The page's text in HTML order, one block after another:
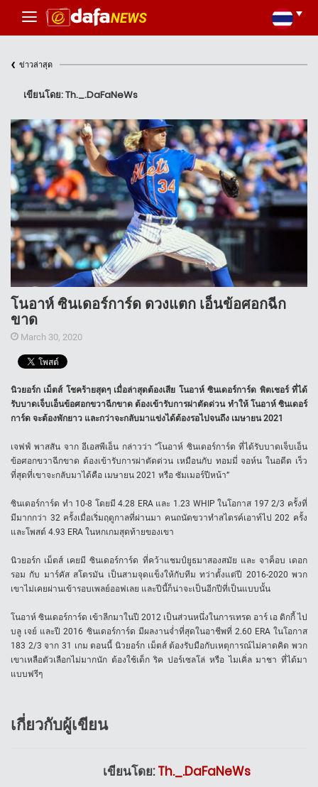
‹ ข่าวล่าสุด
เขียนโดย: Th._.DaFaNeWs
โนอาห์ ซินเดอร์การ์ด ดวงแตก เอ็นข้อศอกฉีก
ขาด
March 30, 2020
นิวยอร์ก เม็ตส์ โชคร้ายสุดๆ เมื่อล่าสุดต้องเสีย โนอาห์ ซินเดอร์การ์ด พิตเชอร์ ที่ได้
รับบาดเจ็บเอ็นข้อศอกขวาฉีกขาด ต้องเข้ารับการผ่าตัดด่วน ทำให้ โนอาห์ ซินเดอร์
การ์ด จะต้องพักยาว และกว่าจะกลับมาแข่งได้ต้องรอไปจนถึง เมษายน 2021
เจฟฟ์ พาสสัน จาก อีเอสพีเอ็น กล่าวว่า “โนอาห์ ซินเดอร์การ์ด ที่ได้รับบาดเจ็บเอ็น
ข้อศอกขวาฉีกขาด ต้องเข้ารับการผ่าตัดด่วน เหมือนกับ ทอมมี่ จอห์น ในอดีต เร็ว
ที่สุดที่เขาจะกลับมาได้คือ เมษายน 2021 หรือ ซัมเมอร์ปีหน้า”
ซินเดอร์การ์ด ทำ 10-8 โดยมี 4.28 ERA และ 1.23 WHIP ในโอกาส 197 2/3 ครั้งที่
มีมากกว่า 32 ครั้งเมื่อเริ่มฤดูกาลที่ผ่านมา คนถนัดขวาทำสไตรค์เอาท์ไป 202 ครั้ง
และโพสต์ 4.93 ERA ในหกเกมสุดท้ายของเขา
นิวยอร์ก เม็ตส์ เคยมี ซินเดอร์การ์ด ที่คว้าแชมป์ยูธมาสองสมัย และ จาค็อบ เดอก
รอม กับ มาร์คัส สโตรมัน เป็นสามจุดแข็งให้กับทีม ทว่าตั้งแต่ปี 2016-2020 พวก
เขาไม่เคยผ่านเข้ารอบเพลย์ออฟเลย และปีนี้ก็น่าจะเป็นอีกปีที่เป็นแบบนั้น
โนอาห์ ซินเดอร์การ์ด เข้าลีกมาในปี 2012 เป็นส่วนหนึ่งในการเทรด อาร์ เอ ดิกกี้ ไป
บลู เจย์ และปี 2016 ซินเดอร์การ์ด มีผลงานจ่ำที่สุดในอาชีพที่ 2.60 ERA ในโอกาส
183 2/3 จาก 31 เกม ตอนนี้ นิวยอร์ก เม็ตส์ ต้องรับมือกับเหตุการณ์ไม่คาดคิด พวก
เขาเหลือตัวเลือกไม่มากนัก ต้องใช้เด็ก ริค ปอร์เซลโล่ หรือ ไมเคิ่ล มาชา ที่ได้มา
แบบฟรีๆ
เกี่ยวกับผู้เขียน
เขียนโดย:Th._.DaFaNeWs